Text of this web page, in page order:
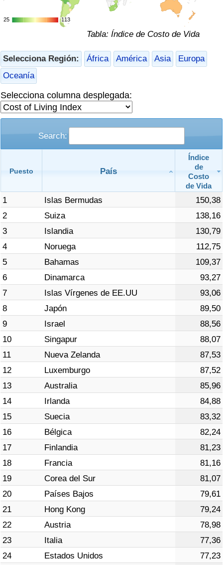
25
25 113
113
Tabla: Índice de Costo de Vida
Selecciona Región: África América Asia
Europa
Oceanía
Selecciona columna desplegada:
Search:
Puesto País
Índice
de
Costo
de Vida
1 Islas Bermudas
150,38
2
Suiza
138,16
3
Islandia
130,79
4
Noruega
112,75
5
Bahamas
109,37
6
Dinamarca
93,27
7
Islas Vírgenes de EE.UU
93,06
8
Japón
89,50
9
Israel
88,56
10
Singapur
88,07
11
Nueva Zelanda
87,53
12
Luxemburgo
87,52
13
Australia
85,96
14
Irlanda
84,88
15
Suecia
83,32
16
Bélgica
82,24
17
Finlandia
81,23
18
Francia
81,16
19
Corea del Sur
81,07
20
Países Bajos
79,61
21
Hong Kong
79,24
22
Austria
78,98
23
Italia
77,36
24
Estados Unidos
77,23
Índice de criminalidad por país
Índice de Sanidad (Actual)
Índice de Sanidad
Índice de Sanidad por País
Contaminación
Índice de Contaminación por País
Índice de Tráfico
Índice de Tráfico (Actual)
Índice de Tráfico por País